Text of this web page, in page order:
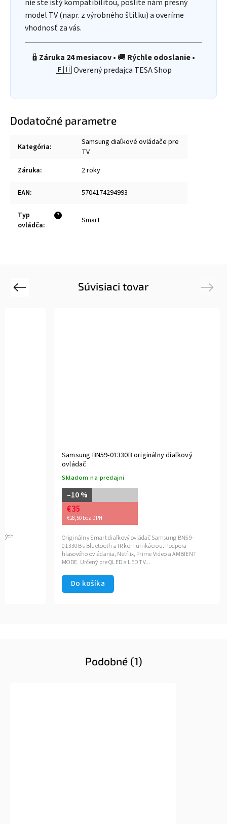
nie ste istý kompatibilitou, pošlite nám presný
model TV (napr. z výrobného štítku) a overíme
vhodnosť za vás.
🔒 Záruka 24 mesiacov• 🚚 Rýchle odoslanie•
🇪🇺 Overený predajca TESA Shop
Dodatočné parametre
Kategória:
Samsung diaľkové ovládače pre
TV
Záruka: 2 roky
EAN: 5704174294993
?
Typ
ovládča: Smart
Súvisiaci tovar
Previous
Samsung BN59-01330B originálny diaľkový
ovládač
Skladom na predajni
–10 %
€35
€28,50 bez DPH
Do košíka
Originálny Smart diaľkový ovládač Samsung BN59-
01330B s Bluetooth a IR komunikáciou. Podpora
hlasového ovládania, Netflix, Prime Video a AMBIENT
MODE. Určený pre QLED a LED TV...
Next
Podobné (1)